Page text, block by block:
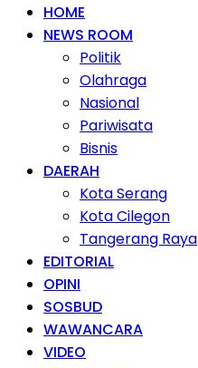
HOME
NEWS ROOM
Politik
Olahraga
Nasional
Pariwisata
Bisnis
DAERAH
Kota Serang
Kota Cilegon
Tangerang Raya
EDITORIAL
OPINI
SOSBUD
WAWANCARA
VIDEO